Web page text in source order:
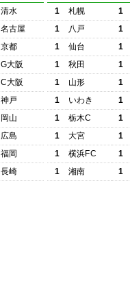
清水
名古屋
京都
G大阪
C大阪
神戸
岡山
広島
福岡
長崎
1 札幌
1
1
八戸
1
1
仙台
1
1
秋田
1
1
山形
1
1
いわき
1
1
栃木C
1
1
大宮
1
1
横浜FC
1
1
湘南 1